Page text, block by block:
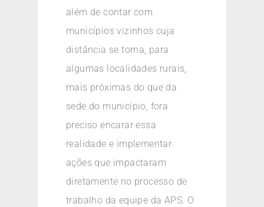
além de contar com
municípios vizinhos cuja
distância se torna, para
algumas localidades rurais,
mais próximas do que da
sede do município, fora
preciso encarar essa
realidade e implementar
ações que impactaram
diretamente no processo de
trabalho da equipe da APS. O